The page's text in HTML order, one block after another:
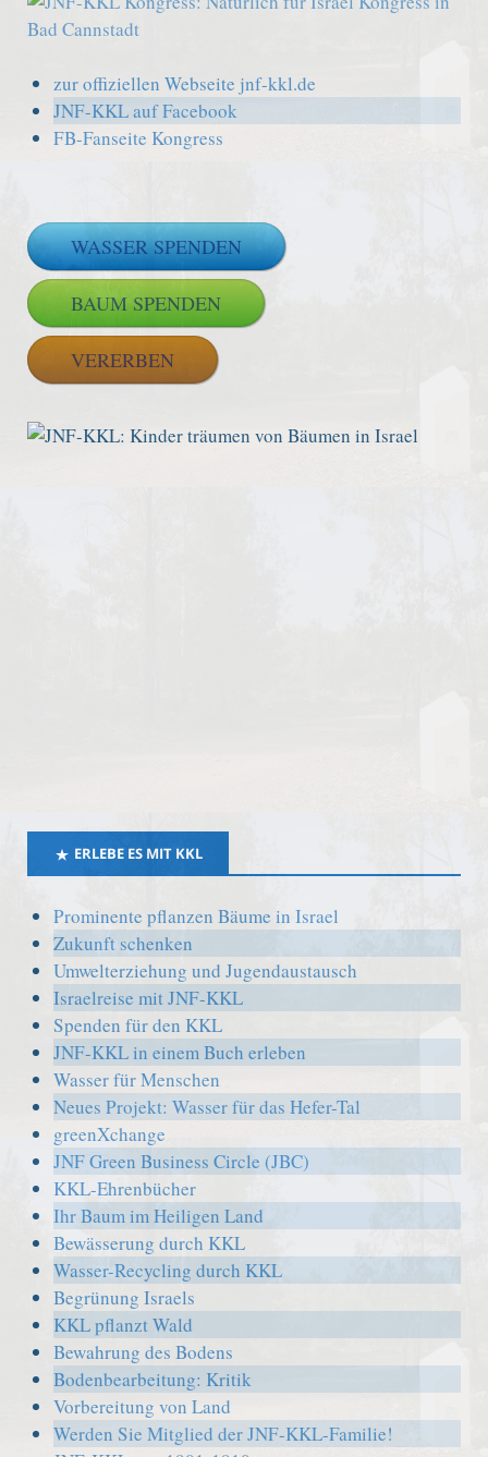
zur offiziellen Webseite jnf-kkl.de
JNF-KKL auf Facebook
FB-Fanseite Kongress
WASSER SPENDEN
BAUM SPENDEN
VERERBEN
ERLEBE ES MIT KKL
Prominente pflanzen Bäume in Israel
Zukunft schenken
Umwelterziehung und Jugendaustausch
Israelreise mit JNF-KKL
Spenden für den KKL
JNF-KKL in einem Buch erleben
Wasser für Menschen
Neues Projekt: Wasser für das Hefer-Tal
greenXchange
JNF Green Business Circle (JBC)
KKL-Ehrenbücher
Ihr Baum im Heiligen Land
Bewässerung durch KKL
Wasser-Recycling durch KKL
Begrünung Israels
KKL pflanzt Wald
Bewahrung des Bodens
Bodenbearbeitung: Kritik
Vorbereitung von Land
Werden Sie Mitglied der JNF-KKL-Familie!